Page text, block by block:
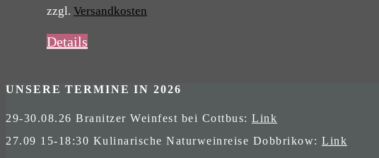
zzgl. Versandkosten
Details
UNSERE TERMINE IN 2026
29-30.08.26 Branitzer Weinfest bei Cottbus: Link
27.09 15-18:30 Kulinarische Naturweinreise Dobbrikow: Link